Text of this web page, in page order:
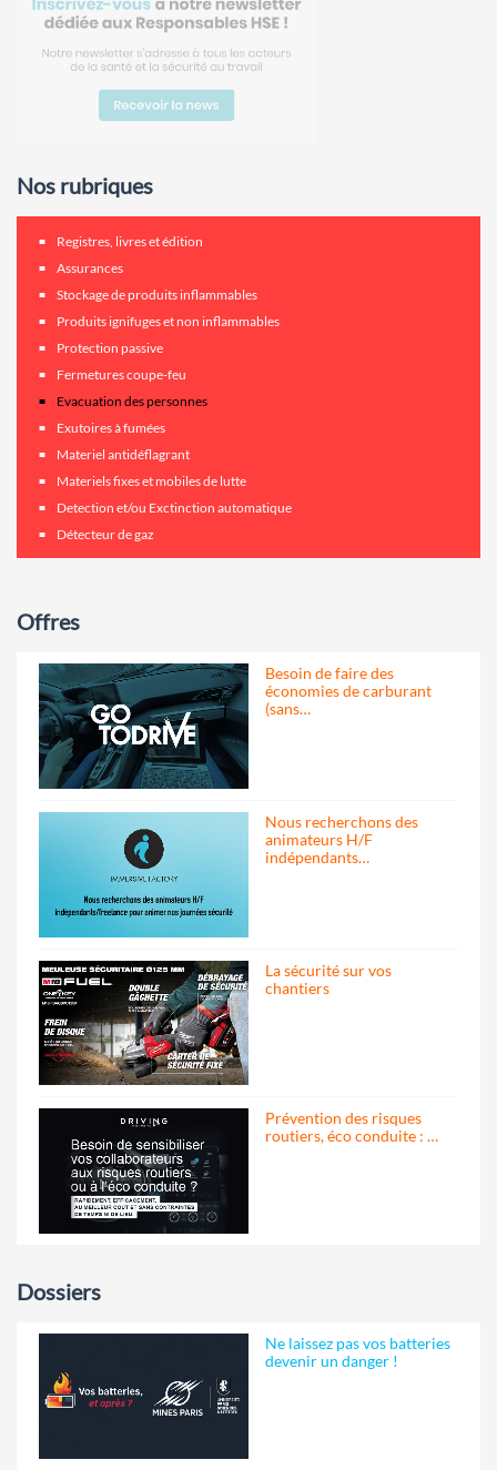
Nos rubriques
Registres, livres et édition
Assurances
Stockage de produits inflammables
Produits ignifuges et non inflammables
Protection passive
Fermetures coupe-feu
Evacuation des personnes
Exutoires à fumées
Materiel antidéflagrant
Materiels fixes et mobiles de lutte
Detection et/ou Exctinction automatique
Détecteur de gaz
Offres
Besoin de faire des
économies de carburant
(sans…
Nous recherchons des
animateurs H/F
indépendants…
La sécurité sur vos
chantiers
Prévention des risques
routiers, éco conduite : …
Dossiers
Ne laissez pas vos batteries
devenir un danger !